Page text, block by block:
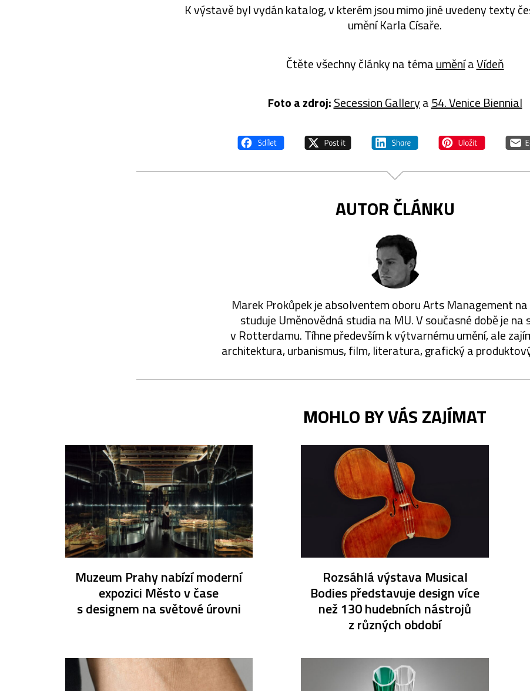
K výstavě byl vydán katalog, v kterém jsou mimo jiné uvedeny texty
umění Karla Císaře.
Čtěte všechny články na témauměníaVídeň
Foto a zdroj:Secession Gallerya54. Venice Biennial
AUTOR ČLÁNKU
Marek Prokůpek je absolventem oboru Arts Management na
studuje Uměnovědná studia na MU. V současné době je na
v Rotterdamu. Tíhne především k výtvarnému umění, ale
architektura, urbanismus, film, literatura, grafický a
MOHLO BY VÁS ZAJÍMAT
Muzeum Prahy nabízí moderní
expozici Město v čase
s designem na světové úrovni
Rozsáhlá výstava Musical
Bodies představuje design více
než 130 hudebních nástrojů
z různých období